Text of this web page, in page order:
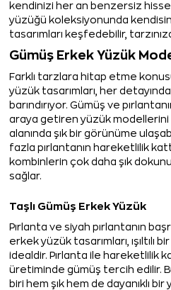
kendinizi her an benzersiz
yüzüğü koleksiyonunda
tasarımları keşfedebilir,
Gümüş Erkek Yüzük
Farklı tarzlara hitap etme
yüzük tasarımları, her
barındırıyor. Gümüş ve
araya getiren yüzük
alanında şık bir görünüme
fazla pırlantanın hareketlilik
kombinlerin çok daha şık
sağlar.
Taşlı Gümüş Erkek Yüzük
Pırlanta ve siyah pırlantanın
erkek yüzük tasarımları, ışıltılı
idealdir. Pırlanta ile hareketlilik
üretiminde gümüş tercih edilir.
biri hem şık hem de dayanıklı